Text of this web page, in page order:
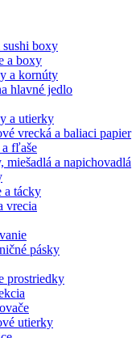
boxy
a boxy
a kornúty
hlavné jedlo
a utierky
vrecká a baliaci papier
a fľaše
miešadlá a napichovadlá
a tácky
vrecia
pásky
prostriedky
utierky